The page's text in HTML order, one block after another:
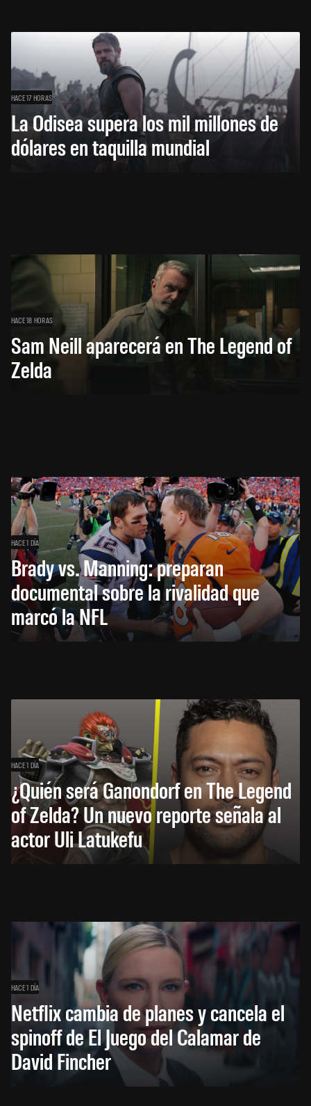
HACE 17 HORAS
La Odisea supera los mil millones de
dólares en taquilla mundial
HACE 18 HORAS
Sam Neill aparecerá en The Legend of
Zelda
HACE 1 DÍA
Brady vs. Manning: preparan
documental sobre la rivalidad que
marcó la NFL
HACE 1 DÍA
¿Quién será Ganondorf en The Legend
of Zelda? Un nuevo reporte señala al
actor Uli Latukefu
HACE 1 DÍA
Netflix cambia de planes y cancela el
spinoff de El Juego del Calamar de
David Fincher